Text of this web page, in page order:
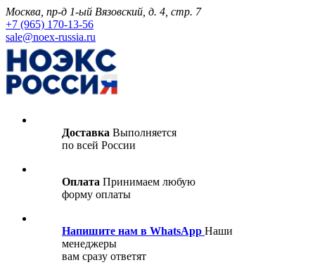
Москва, пр-д 1-ый Вязовский, д. 4, стр. 7
+7 (965) 170-13-56
sale@noex-russia.ru
Доставка Выполняется
по всей России
Оплата Принимаем любую
форму оплаты
Напишите нам в WhatsApp Наши
менеджеры
вам сразу ответят